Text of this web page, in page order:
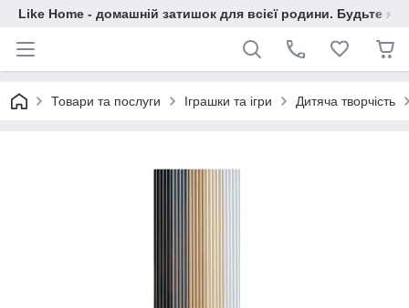
Like Home - домашній затишок для всієї родини. Будьте як
Товари та послуги Іграшки та ігри Дитяча творчість